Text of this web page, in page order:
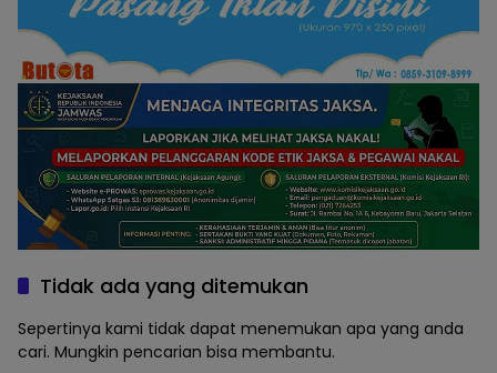
Tidak ada yang ditemukan
Sepertinya kami tidak dapat menemukan apa yang anda
cari. Mungkin pencarian bisa membantu.